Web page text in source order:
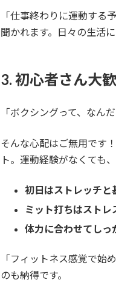
「仕事終わりに運動する
聞かれます。日々の生活
3. 初心者さん大
「ボクシングって、なん
そんな心配はご無用です
ト。運動経験がなくても
初日はストレッチと
ミット打ちはスト
体力に合わせてしっ
「フィットネス感覚で始
のも納得です。